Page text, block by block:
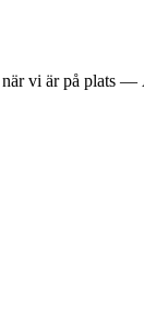
vi är på plats